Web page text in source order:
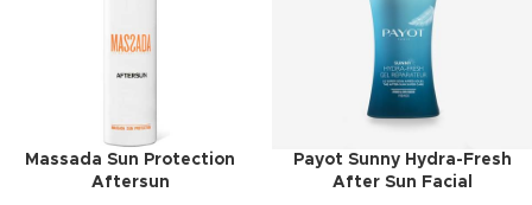
Massada Sun Protection
Aftersun
Payot Sunny Hydra-Fresh
After Sun Facial